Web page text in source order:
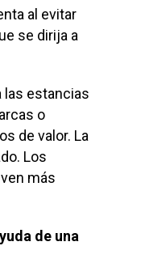
al evitar
se dirija a
las estancias
o
de valor. La
Los
más
de una